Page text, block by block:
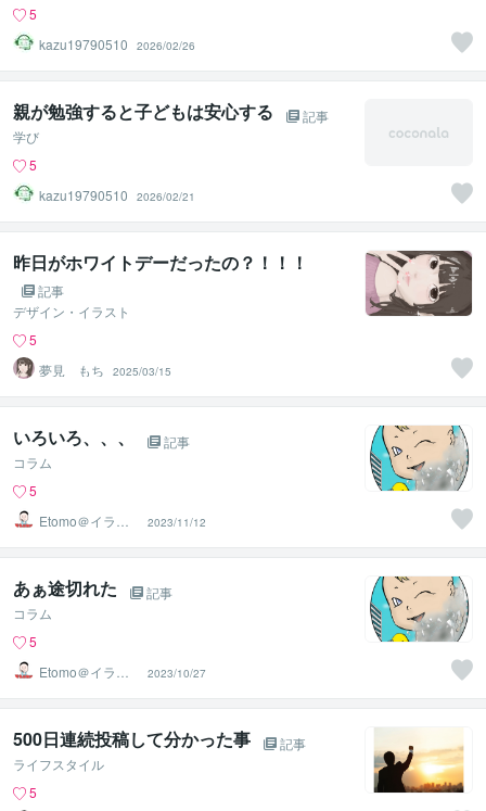
5
kazu19790510
2026/02/26
親が勉強すると子どもは安心する
記事
学び
5
kazu19790510
2026/02/21
昨日がホワイトデーだったの？！！！
記事
デザイン・イラスト
5
夢見 もち
2025/03/15
いろいろ、、、
記事
コラム
5
Etomo＠イラス
2023/11/12
あぁ途切れた
記事
コラム
5
Etomo＠イラス
2023/10/27
500日連続投稿して分かった事
記事
ライフスタイル
5